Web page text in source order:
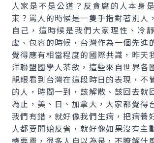
人家是不是公道？反貪腐的人本身
束？罵人的時候是一隻手指對著別人
自己，這時候是我們大家理性、冷
虛、包容的時候，台灣作為一個先進
覺得應有相當程度的國際共識，昨天
洋聯盟國學人茶敘，這些來自世界各
親眼看到台灣在這段時日的表現，不
的人，時間一到，該解散、該回去就
為止，美、日、加拿大，大家都覺得
我們有錯，就好像我們生病，把病養
人都要開始反省，就好像如果沒有主
機要費，很多人自以為是，不瞭解什